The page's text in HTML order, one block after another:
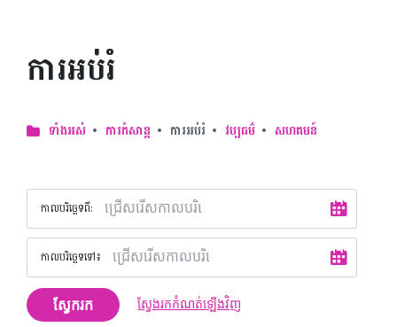
ការអប់រំ
ទាំងអស់ ការកំសាន្ត ការអប់រំ វប្បធម៌ សហគមន៍
កាលបរិច្ឆេទ​ពី:
កាលបរិច្ឆេទទៅ៖
ស្វែករក ស្វែងរកកំណត់ឡើងវិញ